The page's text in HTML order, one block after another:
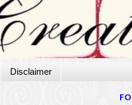
Disclaimer